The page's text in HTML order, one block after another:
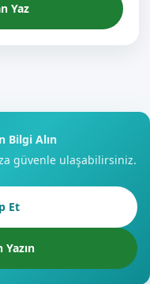
Yaz
Bilgi Alın
güvenle ulaşabilirsiniz.
Et